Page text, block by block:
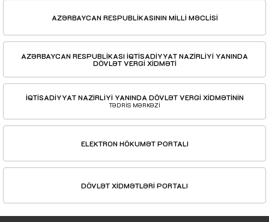
AZƏRBAYCAN RESPUBLİKASININ MİLLİ MƏCLİSİ
AZƏRBAYCAN RESPUBLİKASI İQTİSADİYYAT NAZİRLİYİ YANINDA
DÖVLƏT VERGİ XİDMƏTİ
İQTİSADİYYAT NAZİRLİYİ YANINDA DÖVLƏT VERGİ XİDMƏTİNİN
TƏDRİS MƏRKƏZİ
ELEKTRON HÖKUMƏT PORTALI
DÖVLƏT XİDMƏTLƏRİ PORTALI